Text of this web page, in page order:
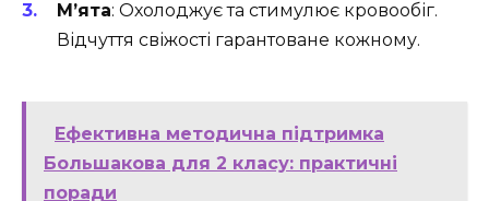
М’ята: Охолоджує та стимулює кровообіг.
Відчуття свіжості гарантоване кожному.
Ефективна методична підтримка
Большакова для 2 класу: практичні
поради